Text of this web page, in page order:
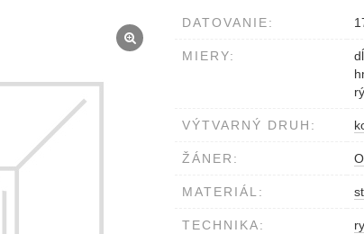
DATOVANIE:
MIERY:
VÝTVARNÝ DRUH:
ŽÁNER:
MATERIÁL:
TECHNIKA: